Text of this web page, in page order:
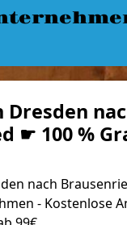
Dresden
☛ 100 %
nach
- Kostenlose